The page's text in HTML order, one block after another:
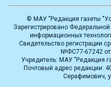
© МАУ "Редакция газеты
Зарегистрировано
информационных
Свидетельство регистрации
№ФС77-67242 от
Учредитель: МАУ "Редакция
Почтовый адрес редакции:
Серафимович,